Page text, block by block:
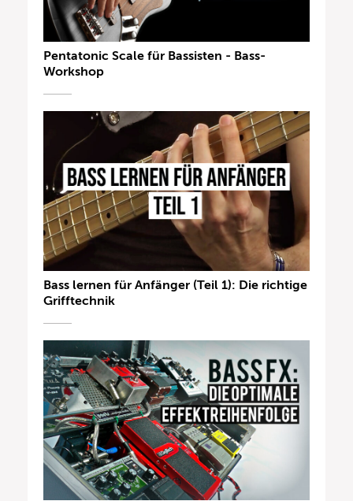
Pentatonic Scale für Bassisten - Bass-
Workshop
Bass lernen für Anfänger (Teil 1): Die richtige
Grifftechnik